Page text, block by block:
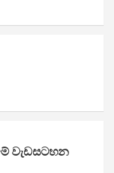
වැඩසටහන